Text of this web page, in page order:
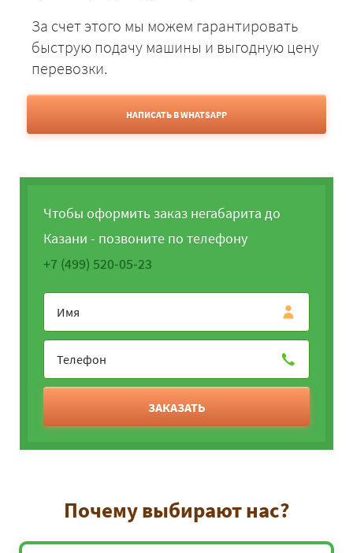
За счет этого мы можем гарантировать
быструю подачу машины и выгодную цену
перевозки.
НАПИСАТЬ В WHATSAPP
Чтобы оформить заказ негабарита до
Казани - позвоните по телефону
+7 (499) 520-05-23
ЗАКАЗАТЬ
Почему выбирают нас?